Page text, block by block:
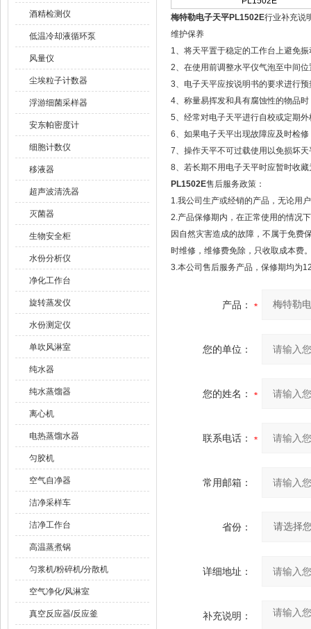
酒精检测仪
低温冷却液循环泵
风量仪
尘埃粒子计数器
浮游细菌采样器
安东帕密度计
细胞计数仪
移液器
超声波清洗器
灭菌器
生物安全柜
水份分析仪
净化工作台
旋转蒸发仪
水份测定仪
单吹风淋室
纯水器
纯水蒸馏器
离心机
电热蒸馏水器
匀胶机
空气自净器
洁净采样车
洁净工作台
高温蒸煮锅
匀浆机/粉碎机/分散机
空气净化/风淋室
真空反应器/反应釜
梅特勒电子天平PL1502E行业补充说
维护保养
1、将天平置于稳定的工作台上避免
2、在使用前调整水平仪气泡至中间位
3、电子天平应按说明书的要求进行预
4、称量易挥发和具有腐蚀性的物品
5、经常对电子天平进行自校或定期
6、如果电子天平出现故障应及时检修
7、操作天平不可过载使用以免损坏天
8、若长期不用电子天平时应暂时收藏
PL1502E售后服务政策：
1.我公司生产或经销的产品，无论用
2.产品保修期内，在正常使用的情况
因自然灾害造成的故障，不属于免费
时维修，维修费免除，只收取成本费
3.本公司售后服务产品，保修期均为
产品：
您的单位：
您的姓名：
联系电话：
常用邮箱：
省份：
详细地址：
补充说明：